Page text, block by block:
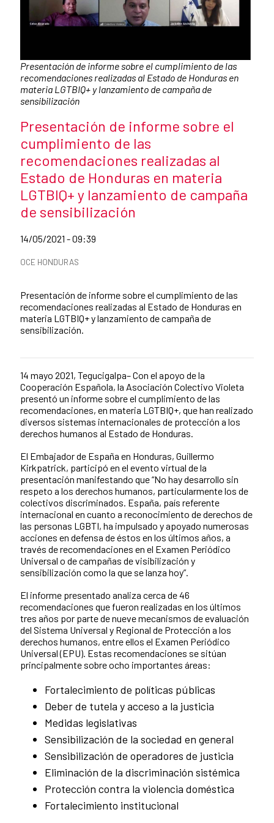
Caption:
Presentación de informe sobre el cumplimiento de las
recomendaciones realizadas al Estado de Honduras en
materia LGTBIQ+ y lanzamiento de campaña de
sensibilización
News title
Presentación de informe sobre el
cumplimiento de las
recomendaciones realizadas al
Estado de Honduras en materia
LGTBIQ+ y lanzamiento de campaña
de sensibilización
Date of publication of the news item
14/05/2021 - 09:39
News categories
OCE HONDURAS
Presentación de informe sobre el cumplimiento de las
recomendaciones realizadas al Estado de Honduras en
materia LGTBIQ+ y lanzamiento de campaña de
sensibilización.
News content
14 mayo 2021, Tegucigalpa– Con el apoyo de la
Cooperación Española, la Asociación Colectivo Violeta
presentó un informe sobre el cumplimiento de las
recomendaciones, en materia LGTBIQ+, que han realizado
diversos sistemas internacionales de protección a los
derechos humanos al Estado de Honduras.
El Embajador de España en Honduras, Guillermo
Kirkpatrick, participó en el evento virtual de la
presentación manifestando que “No hay desarrollo sin
respeto a los derechos humanos, particularmente los de
colectivos discriminados. España, país referente
internacional en cuanto a reconocimiento de derechos de
las personas LGBTI, ha impulsado y apoyado numerosas
acciones en defensa de éstos en los últimos años, a
través de recomendaciones en el Examen Periódico
Universal o de campañas de visibilización y
sensibilización como la que se lanza hoy”.
El informe presentado analiza cerca de 46
recomendaciones que fueron realizadas en los últimos
tres años por parte de nueve mecanismos de evaluación
del Sistema Universal y Regional de Protección a los
derechos humanos, entre ellos el Examen Periódico
Universal (EPU). Estas recomendaciones se sitúan
principalmente sobre ocho importantes áreas:
Fortalecimiento de políticas públicas
Deber de tutela y acceso a la justicia
Medidas legislativas
Sensibilización de la sociedad en general
Sensibilización de operadores de justicia
Eliminación de la discriminación sistémica
Protección contra la violencia doméstica
Fortalecimiento institucional